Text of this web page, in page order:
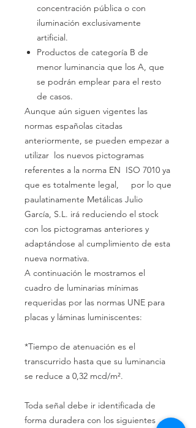
concentración pública o con
iluminación exclusivamente
artificial.
Productos de categoría B de
menor luminancia que los A, que
se podrán emplear para el resto
de casos.
Aunque aún siguen vigentes las
normas españolas citadas
anteriormente, se pueden empezar a
utilizar
los nuevos pictogramas
referentes a la norma EN ISO 7010 ya
que es totalmente legal, por lo que
paulatinamente Metálicas Julio
García, S.L. irá reduciendo el stock
con los pictogramas anteriores y
adaptándose al cumplimiento de esta
nueva normativa.
A continuación le mostramos el
cuadro de luminarias mínimas
requeridas por las normas UNE para
placas y láminas luminiscentes:
*Tiempo de atenuación es el
transcurrido hasta que su luminancia
se reduce a 0,32 mcd/m².
Toda señal debe ir identificada de
forma duradera con los siguientes